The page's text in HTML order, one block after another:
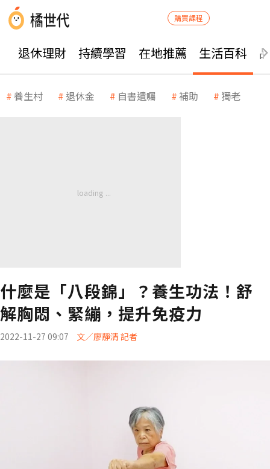
購買課程
退休理財 持續學習 在地推薦 生活百科
養生村 退休金 自書遺囑 補助 獨老
什麼是「八段錦」？養生功法！舒
解胸悶、緊繃，提升免疫力
2022-11-27 09:07 文／廖靜清 記者